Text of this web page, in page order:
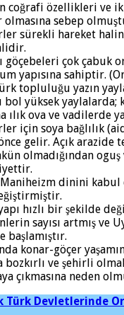
coğrafi özellikleri ve
olmasına sebep
sürekli hareket
göçebeleri çok çabuk
yapısına sahiptir.
topluluğu yazın
bol yüksek yaylalarda;
ılık ova ve vadilerde
için soya bağlılık
gelir. Açık arazide
olmadığından oguş
dinini kabul
hızlı bir şekilde
sayısı artmış ve
başlamıştır.
konar-göçer
ve şehirli
çıkmasına neden
Türk Devletlerinde